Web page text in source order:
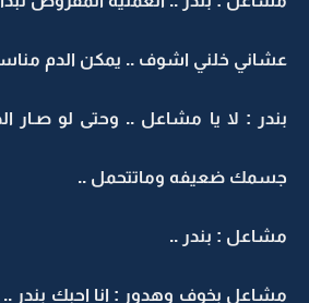
عشاني خلني اشوف .. يمكن الدم
بندر : لا يا مشاعل .. وحتى لو صـار
جسمك ضعيفه وماتتحمل ..
مشاعل : بندر ..
مشاعل بخوف وهدور : انا احبك بندر ..